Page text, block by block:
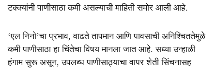
टक्क्यांनी पाणीसाठा कमी असल्याची माहिती समोर आली आहे.
‘एल निनो’चा प्रभाव, वाढते तापमान आणि पावसाची अनिश्चिततेमुळे
कमी पाणीसाठा हा चिंतेचा विषय मानला जात आहे. सध्या उन्हाळी
हंगाम सुरू असून, उपलब्ध पाणीसाठ्याचा वापर शेती सिंचनासह